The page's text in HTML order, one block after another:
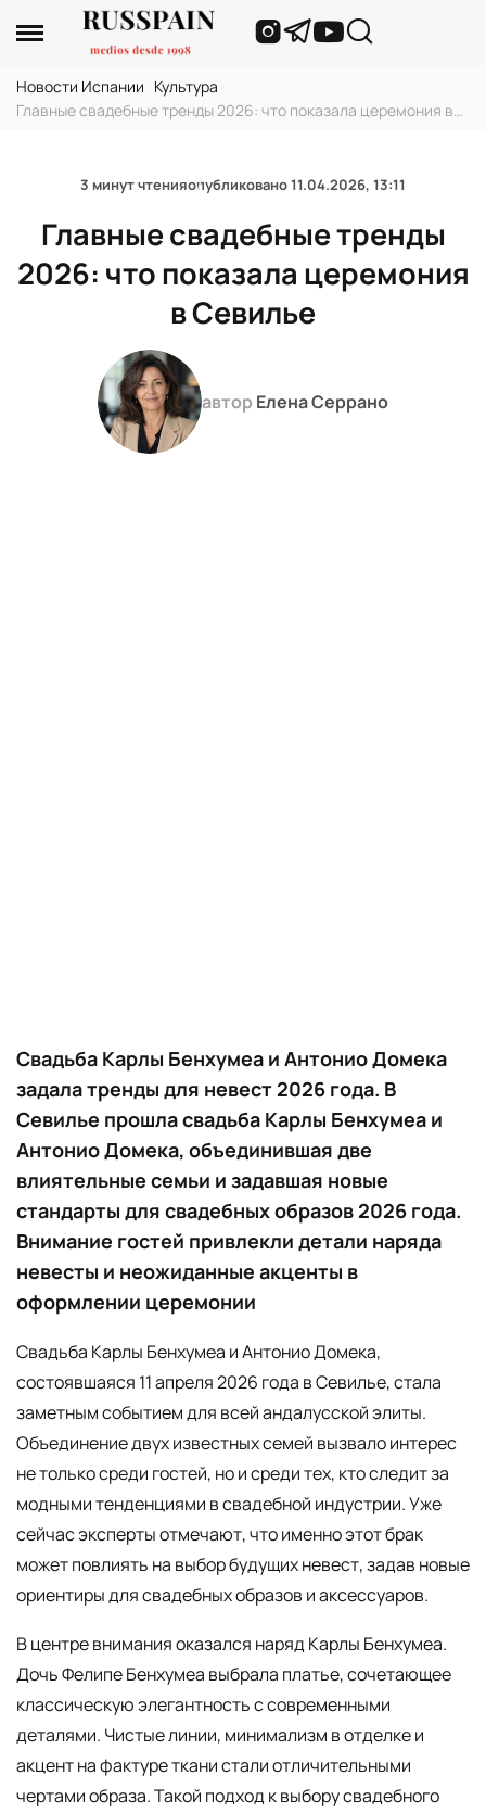
Новости Испании Культура
Главные свадебные тренды 2026: что показала церемония в
3 минут чтенияопубликовано11.04.2026, 13:11
Главные свадебные тренды
2026: что показала церемония
в Севилье
автор Елена Серрано
Свадьба Карлы Бенхумеа и Антонио Домека
задала тренды для невест 2026 года. В
Севилье прошла свадьба Карлы Бенхумеа и
Антонио Домека, объединившая две
влиятельные семьи и задавшая новые
стандарты для свадебных образов 2026 года.
Внимание гостей привлекли детали наряда
невесты и неожиданные акценты в
оформлении церемонии
Свадьба Карлы Бенхумеа и Антонио Домека,
состоявшаяся 11 апреля 2026 года в Севилье, стала
заметным событием для всей андалусской элиты.
Объединение двух известных семей вызвало интерес
не только среди гостей, но и среди тех, кто следит за
модными тенденциями в свадебной индустрии. Уже
сейчас эксперты отмечают, что именно этот брак
может повлиять на выбор будущих невест, задав новые
ориентиры для свадебных образов и аксессуаров.
В центре внимания оказался наряд Карлы Бенхумеа.
Дочь Фелипе Бенхумеа выбрала платье, сочетающее
классическую элегантность с современными
деталями. Чистые линии, минимализм в отделке и
акцент на фактуре ткани стали отличительными
чертами образа. Такой подход к выбору свадебного